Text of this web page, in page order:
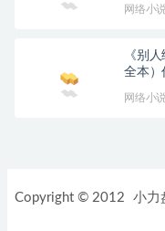
网络小
《别
全本）
网络小
Copyright © 2012 小力